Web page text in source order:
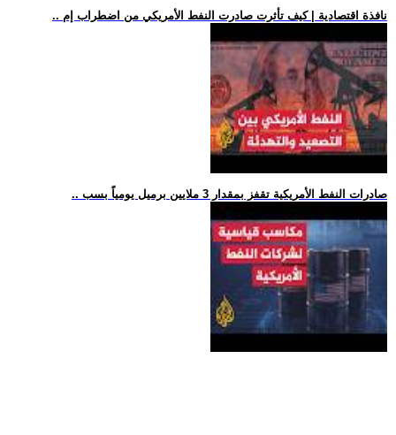
.. نافذة اقتصادية | كيف تأثرت صادرت النفط الأمريكي من اضطراب إم
.. صادرات النفط الأمريكية تقفز بمقدار 3 ملايين برميل يومياً بسب